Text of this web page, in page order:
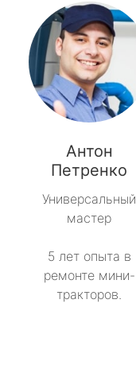
Антон
Петренко
Универсальный
мастер
5 лет опыта в
ремонте мини-
тракторов.